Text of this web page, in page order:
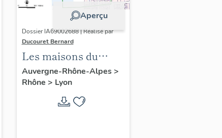
Aperçu
Dossier IA69002688 | Réalisé par
Ducouret Bernard
Les maisons du
quartier Saint-Nizier
Auvergne-Rhône-Alpes>
Rhône > Lyon